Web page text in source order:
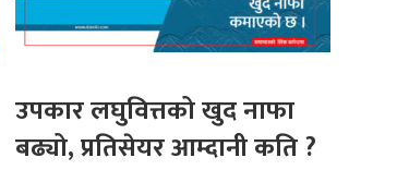
उपकार लघुवित्तको खुद नाफा
बढ्यो, प्रतिसेयर आम्दानी कति ?